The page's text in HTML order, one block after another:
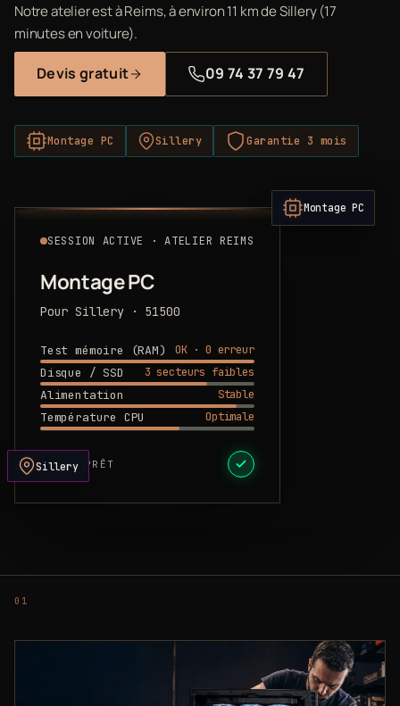
Notre atelier est à Reims, à environ 11 km de Sillery (17
minutes en voiture).
Devis gratuit 09 74 37 79 47
Montage PC Sillery Garantie 3 mois
SESSION ACTIVE · ATELIER REIMS
Montage PC
Pour Sillery · 51500
Test mémoire (RAM)
OK · 0 erreur
Disque / SSD
3 secteurs faibles
Alimentation
Stable
Température CPU
Optimale
DEVIS PRÊT
Montage PC
Sillery